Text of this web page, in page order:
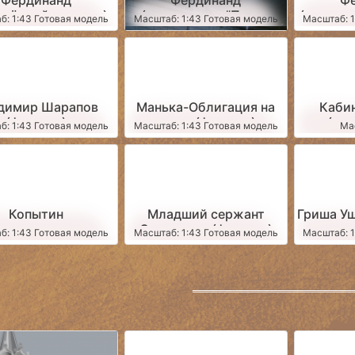
вариант)
из кф
1:43 Готовая модель
(композиция "После
погони")
Масштаб: 1:43 Готовая модель Масштаб:
Шарапов
(фигурка)
1:43 Готовая модель
Манька-Облигация на
стуле (фигурка)
Масштаб: 1:43 Готовая модель
Копытин
1:43 Готовая модель
Младший сержант
Синичкина (фигурка)
Масштаб: 1:43 Готовая модель
Гриша
Масштаб: